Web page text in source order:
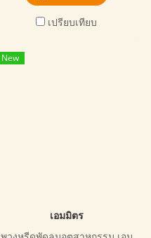
เปรียบเทียบ
New
เอมมิตร